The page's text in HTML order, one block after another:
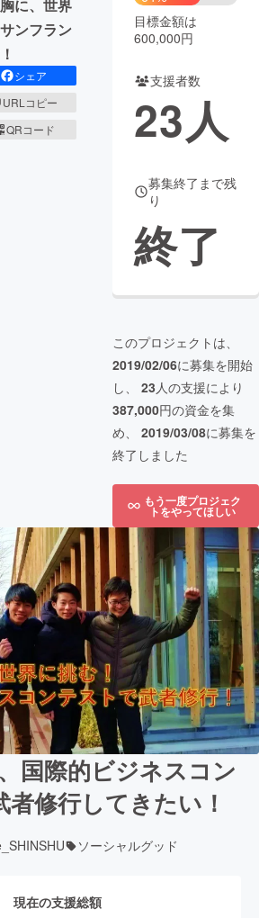
Social Good
CAMPFIRE Creation
さと納税
コミュニティ
に、世界
ンフラン
シェア
URLコピー
QRコード
目標金額は
600,000円
支援者数
23人
募集終了まで残
り
終了
このプロジェクトは、
2019/02/06に募集を開始
し、 23人の支援により
387,000円の資金を集
め、 2019/03/08に募集を
終了しました
もう一度プロジェク
トをやってほしい
国際的ビジネスコン
修行してきたい！
ソーシャルグッド
現在の支援総額